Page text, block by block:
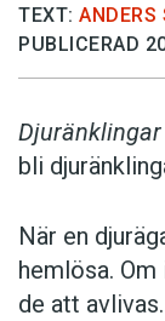
TEXT: ANDERS
PUBLICERAD
Djuränklingar
bli
När en
hemlösa.
de att